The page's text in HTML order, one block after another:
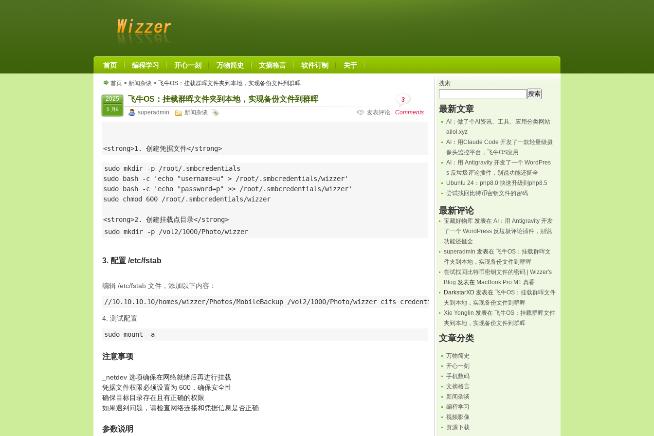
首页 编程学习 开心一刻 万物简史 文摘格言 软件订制 关于
首页 > 新闻杂谈 > 飞牛OS：挂载群晖文件夹到本地，实现备份文件到群晖
2025
5 月9
飞牛OS：挂载群晖文件夹到本地，实现备份文件到群晖
superadmin 新闻杂谈
3
Comments
发表评论
<strong>1. 创建凭据文件</strong>
sudo mkdir -p /root/.smbcredentials
sudo bash -c 'echo "username=u" > /root/.smbcredentials/wizzer'
sudo bash -c 'echo "password=p" >> /root/.smbcredentials/wizzer'
sudo chmod 600 /root/.smbcredentials/wizzer
<strong>2. 创建挂载点目录</strong>
sudo mkdir -p /vol2/1000/Photo/wizzer
3. 配置 /etc/fstab
编辑 /etc/fstab 文件，添加以下内容：
4. 测试配置
sudo mount -a
注意事项
_netdev 选项确保在网络就绪后再进行挂载
凭据文件权限必须设置为 600，确保安全性
确保目标目录存在且有正确的权限
如果遇到问题，请检查网络连接和凭据信息是否正确
参数说明
搜索
搜索
最新文章
AI：做了个AI资讯、工具、应用分类网站
ailol.xyz
AI：用Claude Code 开发了一款轻量级摄
像头监控平台，飞牛OS应用
AI：用 Antigravity 开发了一个 WordPres
s 反垃圾评论插件，别说功能还挺全
Ubuntu 24：php8.0 快速升级到php8.5
尝试找回比特币密钥文件的密码
最新评论
宝藏好物库 发表在 AI：用 Antigravity 开发
了一个 WordPress 反垃圾评论插件，别说
功能还挺全
superadmin 发表在 飞牛OS：挂载群晖文
件夹到本地，实现备份文件到群晖
尝试找回比特币密钥文件的密码 | Wizzer's
Blog 发表在 MacBook Pro M1 真香
DarkstarXD 发表在 飞牛OS：挂载群晖文件
夹到本地，实现备份文件到群晖
Xie Yonglin 发表在 飞牛OS：挂载群晖文件
夹到本地，实现备份文件到群晖
文章分类
万物简史
开心一刻
手机数码
文摘格言
新闻杂谈
编程学习
视频影像
资源下载